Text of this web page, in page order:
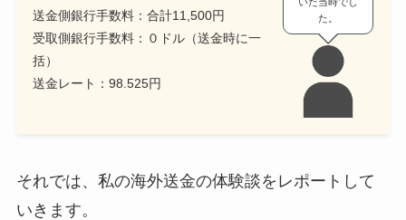
送金側銀行手数料：合計11,500円
受取側銀行手数料：０ドル（送金時に一
括）
送金レート：98.525円
た。
それでは、私の海外送金の体験談をレポートして
いきます。